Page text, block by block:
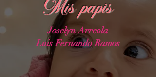
Mis papis
Joselyn Arreola
Luis Fernando Ramos